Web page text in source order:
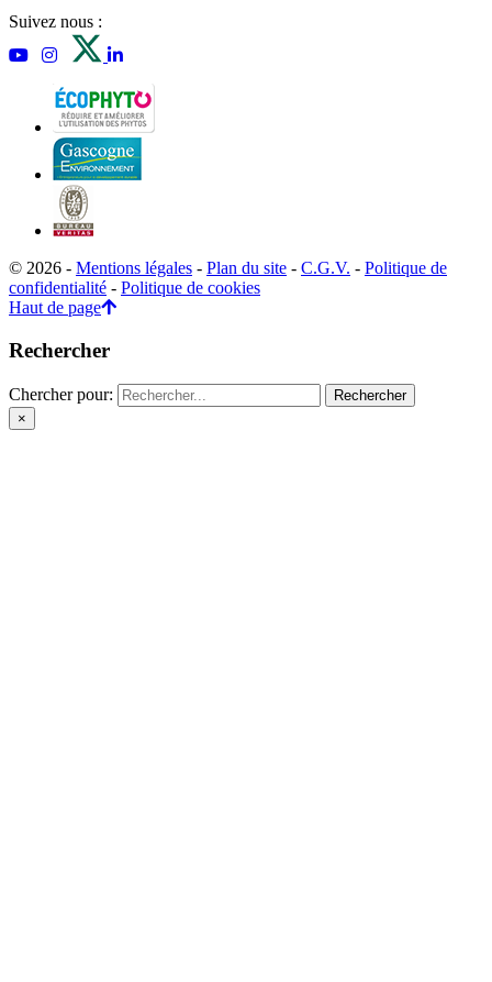
Suivez nous :
© 2026 - Mentions légales - Plan du site - C.G.V. - Politique de
confidentialité - Politique de cookies
Haut de page
Rechercher
Chercher pour:
×